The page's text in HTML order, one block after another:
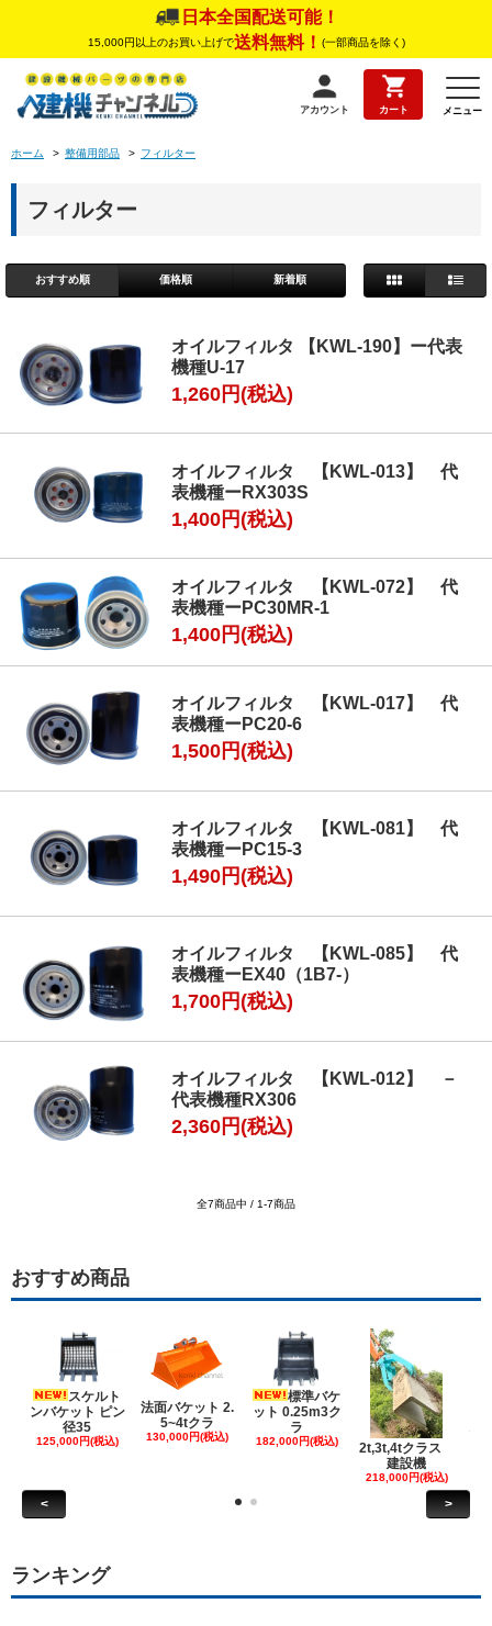
日本全国配送可能！
15,000円以上のお買い上げで送料無料！ (一部商品を除く)
アカウント カート メニュー
ホーム > 整備用部品 > フィルター
フィルター
おすすめ順 価格順 新着順
オイルフィルタ 【KWL-190】ー代表
機種U-17
1,260円(税込)
オイルフィルタ 【KWL-013】 代
表機種ーRX303S
1,400円(税込)
オイルフィルタ 【KWL-072】 代
表機種ーPC30MR-1
1,400円(税込)
オイルフィルタ 【KWL-017】 代
表機種ーPC20-6
1,500円(税込)
オイルフィルタ 【KWL-081】 代
表機種ーPC15-3
1,490円(税込)
オイルフィルタ 【KWL-085】 代
表機種ーEX40（1B7-）
1,700円(税込)
オイルフィルタ 【KWL-012】 －
代表機種RX306
2,360円(税込)
全7商品中 / 1-7商品
おすすめ商品
スケルト
ンバケット ピン
径35
125,000円(税込)
法面バケット 2.
5~4tクラ
130,000円(税込)
標準バケ
ット 0.25m3ク
ラ
182,000円(税込)
2t,3t,4tクラス
建設機
218,000円(税込)
< >
ランキング